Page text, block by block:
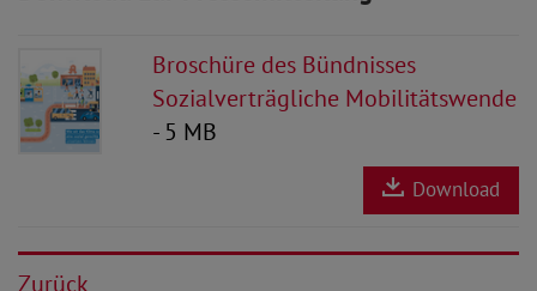
Broschüre des Bündnisses
Sozialverträgliche Mobilitätswende
- 5 MB
Download
Zurück